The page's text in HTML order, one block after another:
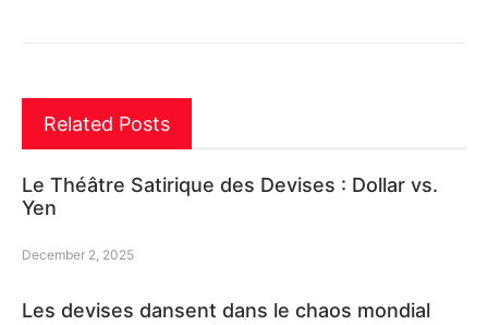
Related Posts
Le Théâtre Satirique des Devises : Dollar vs.
Yen
December 2, 2025
Les devises dansent dans le chaos mondial